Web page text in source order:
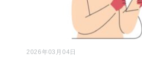
2026年03月04日